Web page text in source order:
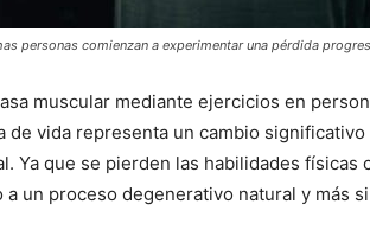
personas comienzan a experimentar una pérdida
muscular mediante ejercicios en
de vida representa un cambio
Ya que se pierden las habilidades físicas
a un proceso degenerativo natural y más